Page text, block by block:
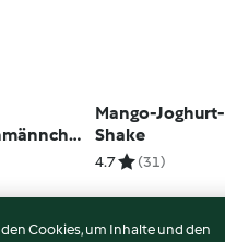
Mango-Joghurt-
Shake
4.7 (31)
Cookies, um Inhalte und den